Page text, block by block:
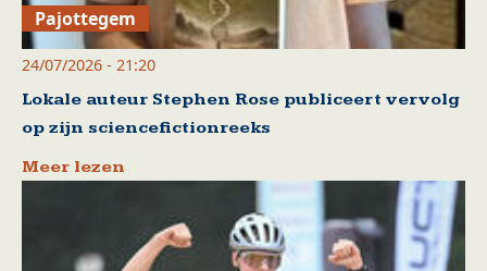
Pajottegem
24/07/2026 - 21:20
Lokale auteur Stephen Rose publiceert vervolg
op zijn sciencefictionreeks
Meer lezen